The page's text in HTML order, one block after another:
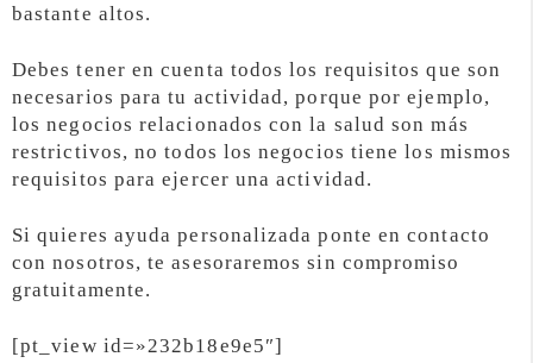
bastante altos.
Debes tener en cuenta todos los requisitos que son
necesarios para tu actividad, porque por ejemplo,
los negocios relacionados con la salud son más
restrictivos, no todos los negocios tiene los mismos
requisitos para ejercer una actividad.
Si quieres ayuda personalizada ponte en contacto
con nosotros, te asesoraremos sin compromiso
gratuitamente.
[pt_view id=»232b18e9e5″]